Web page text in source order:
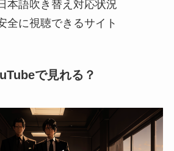
本語吹き替え対応状況
全に視聴できるサイト
で見れる？